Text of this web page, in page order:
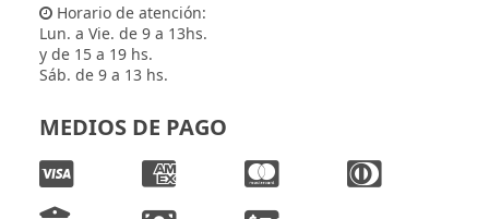
Horario de atención:
Lun. a Vie. de 9 a 13hs.
y de 15 a 19 hs.
Sáb. de 9 a 13 hs.
MEDIOS DE PAGO